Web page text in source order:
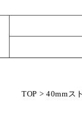
TOP > 40mmス